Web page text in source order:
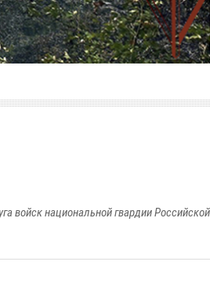
войск национальной гвардии